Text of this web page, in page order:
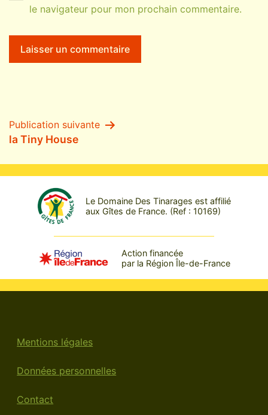
le navigateur pour mon prochain commentaire.
Navigation
de
l’article
Publication suivante
la Tiny House
Le Domaine Des Tinarages est affilié
aux Gîtes de France. (Ref : 10169)
Action financée
par la Région Île-de-France
Mentions légales
Données personnelles
Contact